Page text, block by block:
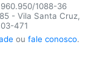
1088-36
- Vila Santa Cruz,
471
ou fale conosco.